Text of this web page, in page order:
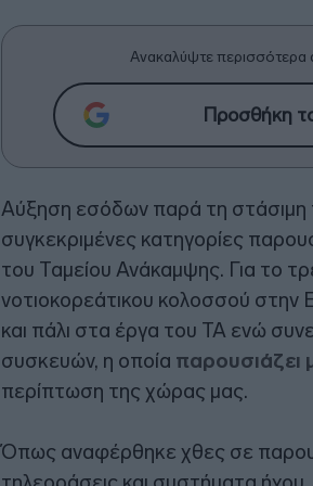
Ανακαλύψτε περισσότερα
Προσθήκη
Αύξηση εσόδων παρά τη στάσιμη
συγκεκριμένες κατηγορίες
του Ταμείου Ανάκαμψης. Για το
νοτιοκορεάτικου κολοσσού
και πάλι στα έργα του ΤΑ ενώ
συσκευών, η οποία παρουσιάζει
περίπτωση της χώρας μας.
Όπως αναφέρθηκε χθες σε